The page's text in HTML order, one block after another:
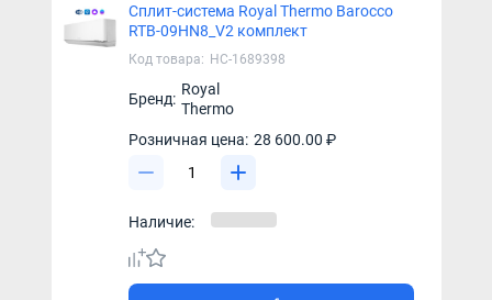
Сплит-система Royal Thermo Barocco
RTB-09HN8_V2 комплект
Код товара: НС-1689398
Бренд:
Royal
Thermo
Розничная цена: 28 600.00 ₽
Наличие: